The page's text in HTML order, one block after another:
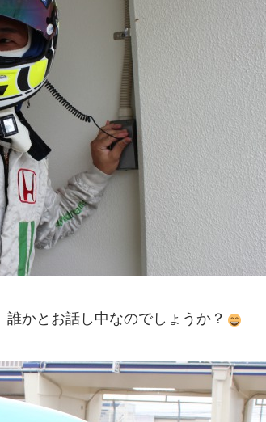
かとお話し中なのでしょうか？